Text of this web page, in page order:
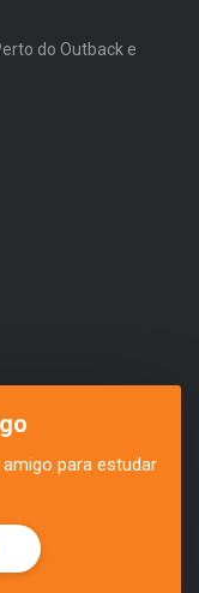
do Outback e
para estudar